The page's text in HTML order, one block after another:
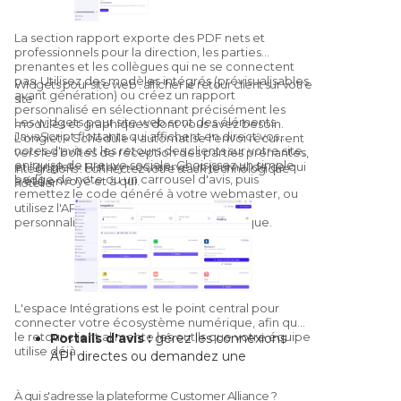
mesure pour votre établissement, avec
un système de pouce vers le haut ou
vers le bas qui entraîne le modèle pour
votre propriété spécifique.
La section rapport exporte des PDF nets et
professionnels pour la direction, les parties
prenantes et les collègues qui ne se connectent
pas. Utilisez des modèles intégrés (prévisualisables
avant génération) ou créez un rapport
personnalisé en sélectionnant précisément les
modules et graphiques dont vous avez besoin.
L'onglet « Schedule » automatise l'envoi récurrent
vers les boîtes de réception des parties prenantes,
et l'onglet « History » conserve un journal de ce qui
a été envoyé et à qui.
Widgets pour site web : afficher le retour client sur votre
site
Les widgets pour site web sont des éléments
JavaScript flottants qui affichent en direct vos
notes d'avis et les retours des clients sur votre site,
en guise de preuve sociale. Choisissez un simple
badge de note ou un carrousel d'avis, puis
remettez le code généré à votre webmaster, ou
utilisez l'API pour un widget entièrement
personnalisé, aux couleurs de votre marque.
Intégrations : connectez votre stack technologique
hôtelier
L'espace Intégrations est le point central pour
connecter votre écosystème numérique, afin que
le retour client alimente les outils que votre équipe
utilise déjà.
Portails d'avis :gérez les connexions
API directes ou demandez une
Systèmes centraux :connectez votre
À qui s'adresse la plateforme Customer Alliance ?